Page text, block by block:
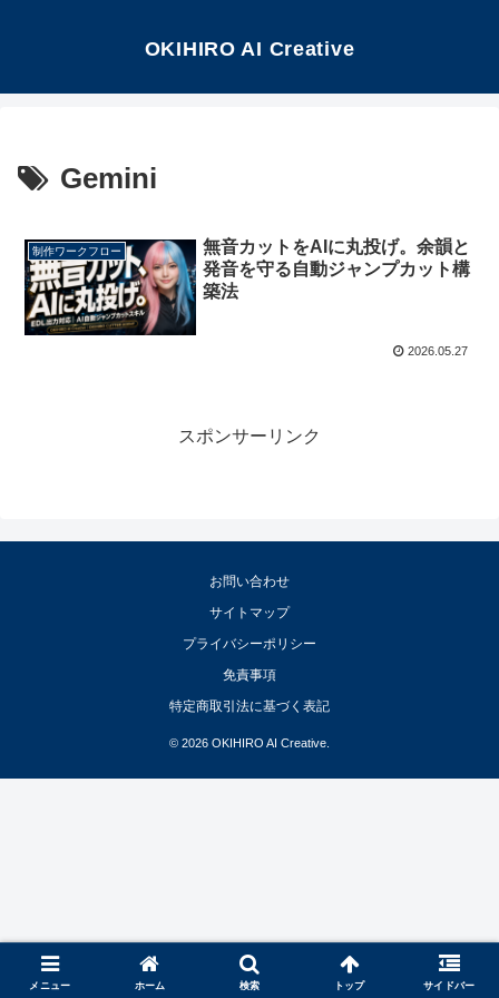
OKIHIRO AI Creative
Gemini
制作ワークフロー
無音カットをAIに丸投げ。余韻と
発音を守る自動ジャンプカット構
築法
2026.05.27
スポンサーリンク
お問い合わせ
サイトマップ
プライバシーポリシー
免責事項
特定商取引法に基づく表記
© 2026 OKIHIRO AI Creative.
メニュー ホーム 検索 トップ サイドバー